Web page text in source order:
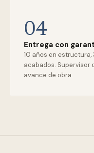
04
Entrega con
10 años en estructura,
acabados. Supervisor
avance de obra.